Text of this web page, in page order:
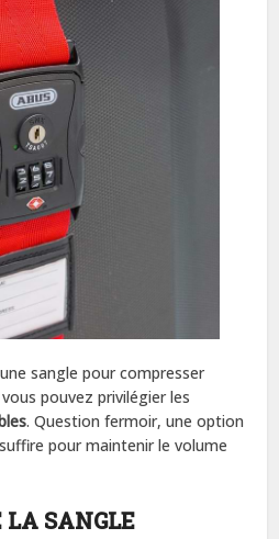
sangle pour compresser
pouvez privilégier les
. Question fermoir, une option
pour maintenir le volume
LA SANGLE